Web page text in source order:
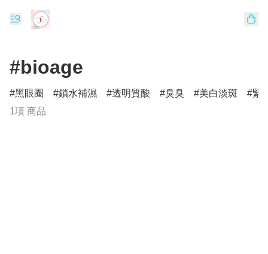
#bioage
黑眼圈 鎖水補濕 透明質酸 臭臭 美白淡斑
緊
1項 商品